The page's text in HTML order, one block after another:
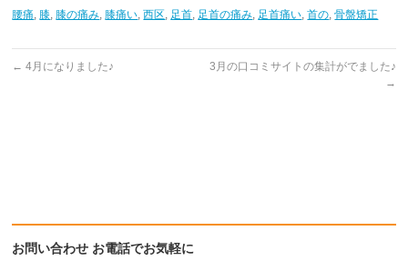
腰痛, 膝, 膝の痛み, 膝痛い,西区, 足首, 足首の痛み, 足首痛い,首の,骨盤矯正
← 4月になりました♪
3月の口コミサイトの集計がでました♪
→
お問い合わせ お電話でお気軽に